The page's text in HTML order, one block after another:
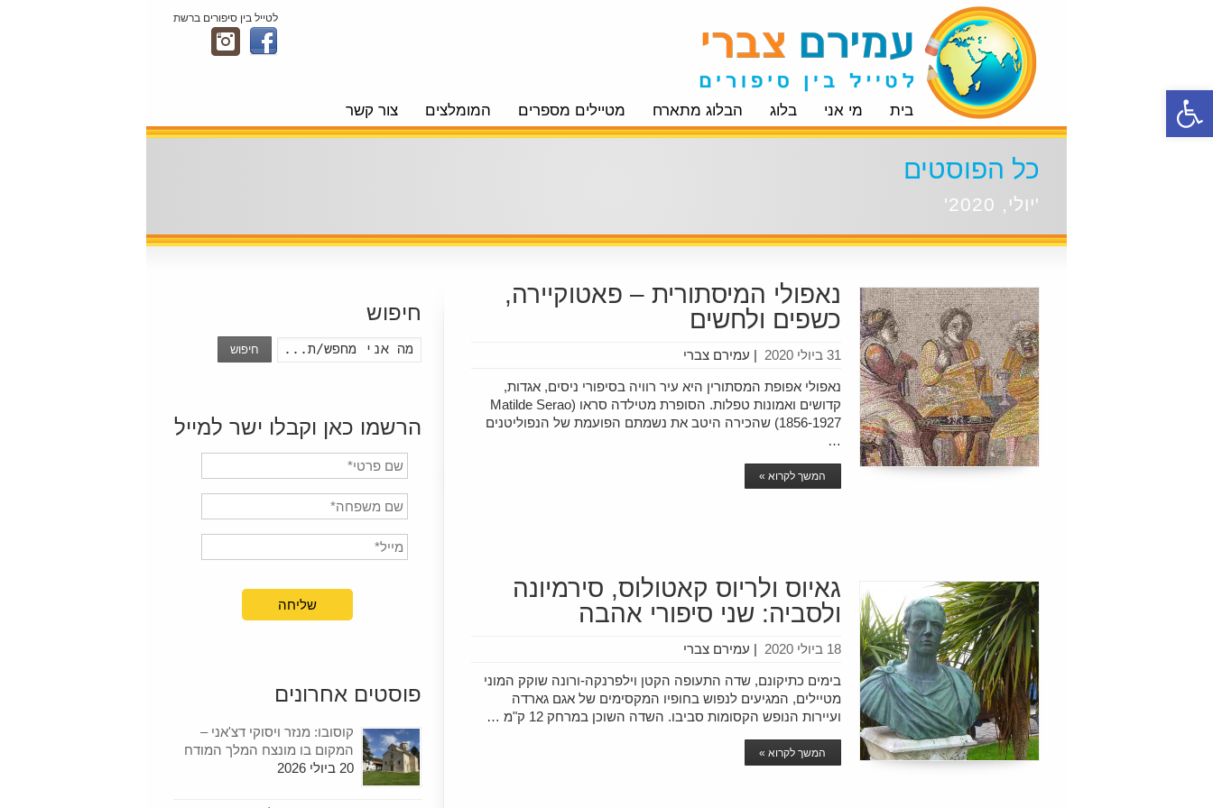
פתח סרגל נגישות
לטייל בין סיפורים ברשת
בית מי אני בלוג הבלוג מתארח מטיילים מספרים המומלצים צור קשר
כל הפוסטים
'יולי, 2020'
נאפולי המיסתורית – פאטוקיירה,
כשפים ולחשים
עמירם צברי | 31 ביולי 2020
נאפולי אפופת המסתורין היא עיר רוויה בסיפורי ניסים, אגדות,
קדושים ואמונות טפלות. הסופרת מטילדה סראו (Matilde Serao
1856-1927) שהכירה היטב את נשמתם הפועמת של הנפוליטנים
…
המשך לקרוא »
גאיוס ולריוס קאטולוס, סירמיונה
ולסביה: שני סיפורי אהבה
עמירם צברי | 18 ביולי 2020
בימים כתיקונם, שדה התעופה הקטן וילפרנקה-ורונה שוקק המוני
מטיילים, המגיעים לנפוש בחופיו המקסימים של אגם גארדה
ועיירות הנופש הקסומות סביבו. השדה השוכן במרחק 12 ק"מ …
המשך לקרוא »
חיפוש
חיפוש
הרשמו כאן וקבלו ישר למייל
פוסטים אחרונים
קוסובו: מנזר ויסוקי דצ'אני –
המקום בו מונצח המלך המודח
20 ביולי 2026